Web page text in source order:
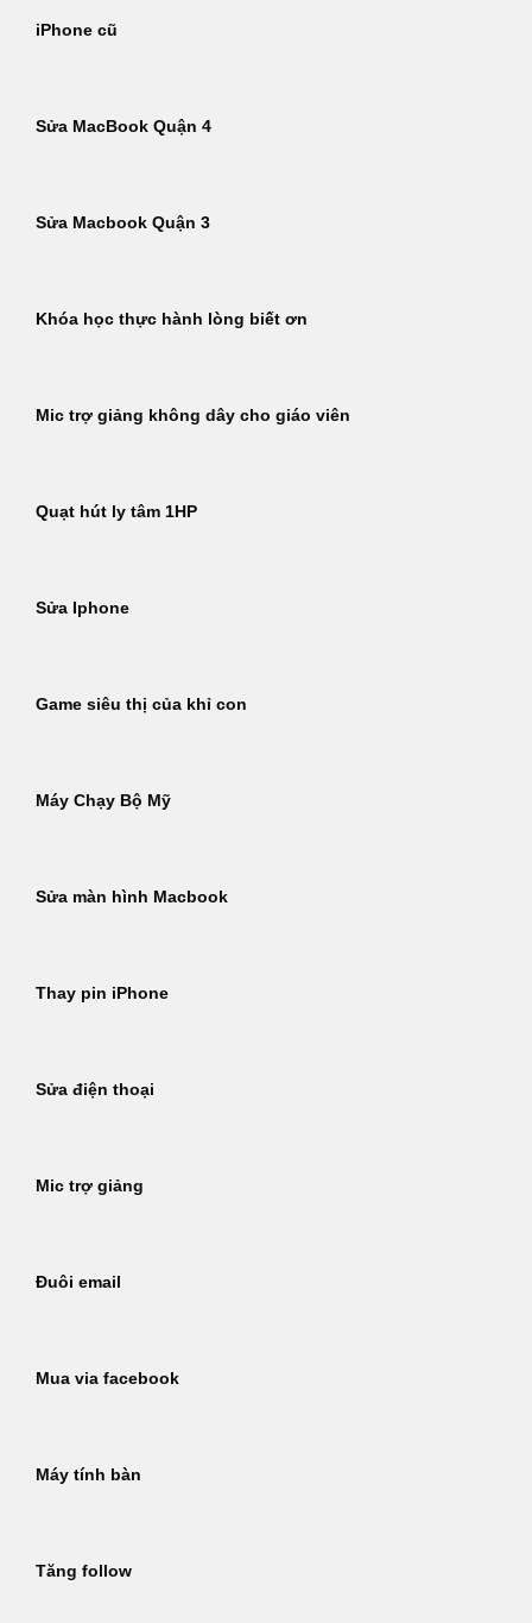
iPhone cũ
Sửa MacBook Quận 4
Sửa Macbook Quận 3
Khóa học thực hành lòng biết ơn
Mic trợ giảng không dây cho giáo viên
Quạt hút ly tâm 1HP
Sửa Iphone
Game siêu thị của khỉ con
Máy Chạy Bộ Mỹ
Sửa màn hình Macbook
Thay pin iPhone
Sửa điện thoại
Mic trợ giảng
Đuôi email
Mua via facebook
Máy tính bàn
Tăng follow